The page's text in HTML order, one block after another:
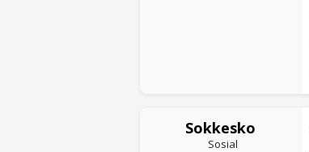
Sokkesko
Sosial